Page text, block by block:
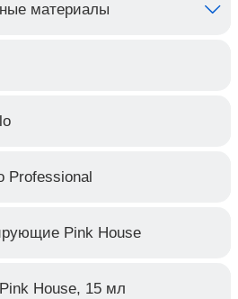
материалы
Professional
Pink House
House, 15 мл